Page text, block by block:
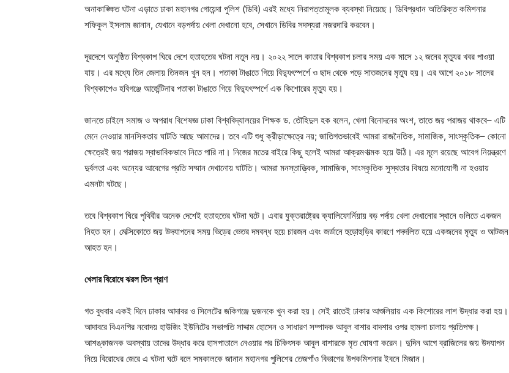
অনাকাঙ্ক্ষিত ঘটনা এড়াতে ঢাকা মহানগর গোয়েন্দা পুলিশ (ডিবি) এরই মধ্যে নিরাপত্তামূলক ব্যবস্থা নিয়েছে। ডিবিপ্রধান অতিরিক্ত কমিশনার
শফিকুল ইসলাম জানান, যেখানে বড়পর্দায় খেলা দেখানো হবে, সেখানে ডিবির সদস্যরা নজরদারি করবেন।
দূরদেশে অনুষ্ঠিত বিশ্বকাপ ঘিরে দেশে হতাহতের ঘটনা নতুন নয়। ২০২২ সালে কাতার বিশ্বকাপ চলার সময় এক মাসে ১২ জনের মৃত্যুর খবর পাওয়া
যায়। এর মধ্যে তিন জেলায় তিনজন খুন হন। পতাকা টাঙাতে গিয়ে বিদ্যুৎস্পর্শে ও ছাদ থেকে পড়ে সাতজনের মৃত্যু হয়। এর আগে ২০১৮ সালের
বিশ্বকাপেও হবিগঞ্জে আর্জেন্টিনার পতাকা টাঙাতে গিয়ে বিদ্যুৎস্পর্শে এক কিশোরের মৃত্যু হয়।
জানতে চাইলে সমাজ ও অপরাধ বিশেষজ্ঞ ঢাকা বিশ্ববিদ্যালয়ের শিক্ষক ড. তৌহিদুল হক বলেন, খেলা বিনোদনের অংশ, তাতে জয় পরাজয় থাকবে– এটি
মেনে নেওয়ার মানসিকতায় ঘাটতি আছে আমাদের। তবে এটি শুধু ক্রীড়াক্ষেত্রে নয়; জাতিগতভাবেই আমরা রাজনৈতিক, সামাজিক, সাংস্কৃতিক– কোনো
ক্ষেত্রেই জয় পরাজয় স্বাভাবিকভাবে নিতে পারি না। নিজের মতের বাইরে কিছু হলেই আমরা আক্রমণাত্মক হয়ে উঠি। এর মূলে রয়েছে আবেগ নিয়ন্ত্রণে
দুর্বলতা এবং অন্যের আবেগের প্রতি সম্মান দেখানোয় ঘাটতি। আমরা মনস্তাত্ত্বিক, সামাজিক, সাংস্কৃতিক সুস্থতার বিষয়ে মনোযোগী না হওয়ায়
এমনটা ঘটছে।
তবে বিশ্বকাপ ঘিরে পৃথিবীর অনেক দেশেই হতাহতের ঘটনা ঘটে। এবার যুক্তরাষ্ট্রের ক্যালিফোর্নিয়ায় বড় পর্দায় খেলা দেখানোর স্থানে গুলিতে একজন
নিহত হন। মেক্সিকোতে জয় উদযাপনের সময় ভিড়ের ভেতর দমবন্ধ হয়ে চারজন এবং জর্ডানে হুড়োহুড়ির কারণে পদদলিত হয়ে একজনের মৃত্যু ও আটজন
আহত হন।
খেলার বিরোধে ঝরল তিন প্রাণ
গত বুধবার একই দিনে ঢাকার আদাবর ও সিলেটের জকিগঞ্জে দুজনকে খুন করা হয়। সেই রাতেই ঢাকার আশুলিয়ায় এক কিশোরের লাশ উদ্ধার করা হয়।
আদাবরে বিএনপির নবোদয় হাউজিং ইউনিটের সভাপতি সাদ্দাম হোসেন ও সাধারণ সম্পাদক আবুল বাশার বাদশার ওপর হামলা চালায় প্রতিপক্ষ।
আশঙ্কাজনক অবস্থায় তাদের উদ্ধার করে হাসপাতালে নেওয়ার পর চিকিৎসক আবুল বাশারকে মৃত ঘোষণা করেন। দুদিন আগে ব্রাজিলের জয় উদযাপন
নিয়ে বিরোধের জেরে এ ঘটনা ঘটে বলে সমকালকে জানান মহানগর পুলিশের তেজগাঁও বিভাগের উপকমিশনার ইবনে মিজান।